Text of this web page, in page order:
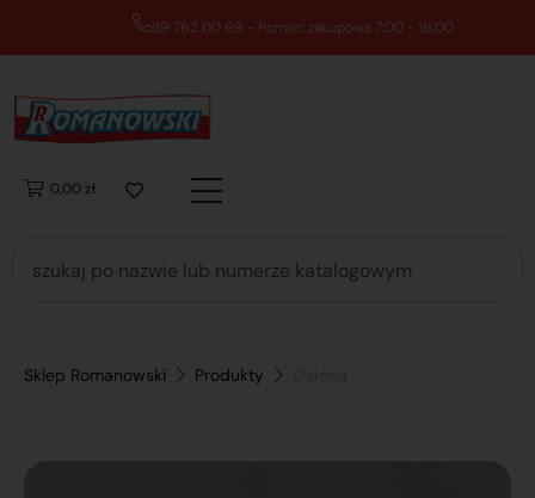
89 762 00 69 - Pomoc zakupowa 7:00 - 16:00
0,00 zł
Sklep Romanowski Produkty